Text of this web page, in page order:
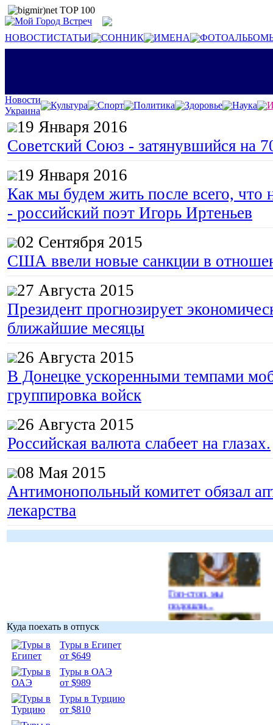
НОВОСТИСТАТЬИ СОННИК ИМЕНА
Новости
Украина
Культура Спорт Политика Здоровье Наука
19 Января 2016
Советский Союз - затянувшийся на
19 Января 2016
Как мы будем жить после всего, что
- российский поэт Игорь Иртеньев
02 Сентября 2015
США ввели новые санкции в
27 Августа 2015
Президент прогнозирует
ближайшие месяцы
26 Августа 2015
В Донецке ускоренными темпами
группировка войск
26 Августа 2015
Российская валюта слабеет на глазах.
08 Мая 2015
Антимонопольный комитет обязал
лекарства
Гоп-стоп, мы
подошли...
Куда поехать в отпуск
Туры в Египет
от $649
Туры в ОАЭ
от $989
Туры в Турцию
от $810